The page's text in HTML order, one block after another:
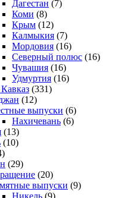
Дагестан (7)
Коми (8)
Крым (12)
Калмыкия (7)
Мордовия (16)
Северный полюс (16)
Чувашия (16)
Удмуртия (16)
(331)
(12)
выпуски (6)
Нахичевань (6)
(13)
(10)
(29)
(20)
выпуски (9)
Никель (9)